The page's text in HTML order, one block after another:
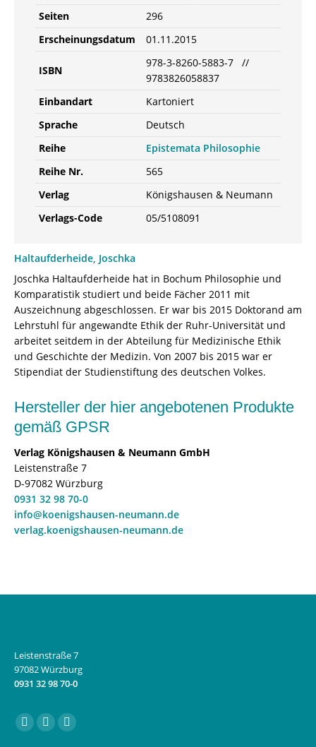
Seiten
296
Erscheinungsdatum
01.11.2015
ISBN
978-3-8260-5883-7 //
9783826058837
Einbandart
Kartoniert
Sprache
Deutsch
Reihe
Epistemata Philosophie
Reihe Nr.
565
Verlag
Königshausen & Neumann
Verlags-Code
05/5108091
Haltaufderheide, Joschka
Joschka Haltaufderheide hat in Bochum Philosophie und
Komparatistik studiert und beide Fächer 2011 mit
Auszeichnung abgeschlossen. Er war bis 2015 Doktorand am
Lehrstuhl für angewandte Ethik der Ruhr-Universität und
arbeitet seitdem in der Abteilung für Medizinische Ethik
und Geschichte der Medizin. Von 2007 bis 2015 war er
Stipendiat der Studienstiftung des deutschen Volkes.
Hersteller der hier angebotenen Produkte
gemäß GPSR
Verlag Königshausen & Neumann GmbH
Leistenstraße 7
D-97082 Würzburg
0931 32 98 70-0
info@koenigshausen-neumann.de
verlag.koenigshausen-neumann.de
Leistenstraße 7
97082 Würzburg
0931 32 98 70-0
Finden Sie uns auf:
FacebookInstagram
E-